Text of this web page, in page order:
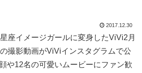
2017.12.30
座イメージガールに変身したViVi2月
撮影動画がViViインスタグラムで公
や12名の可愛いムービーにファン歓